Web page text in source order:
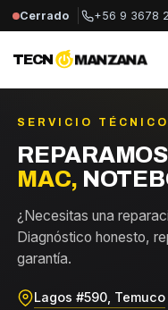
Cerrado +56 9 3678
TECN MANZANA
SERVICIO
MAC,
¿Necesitas una
Diagnóstico honesto,
garantía.
Lagos #590, Temuco